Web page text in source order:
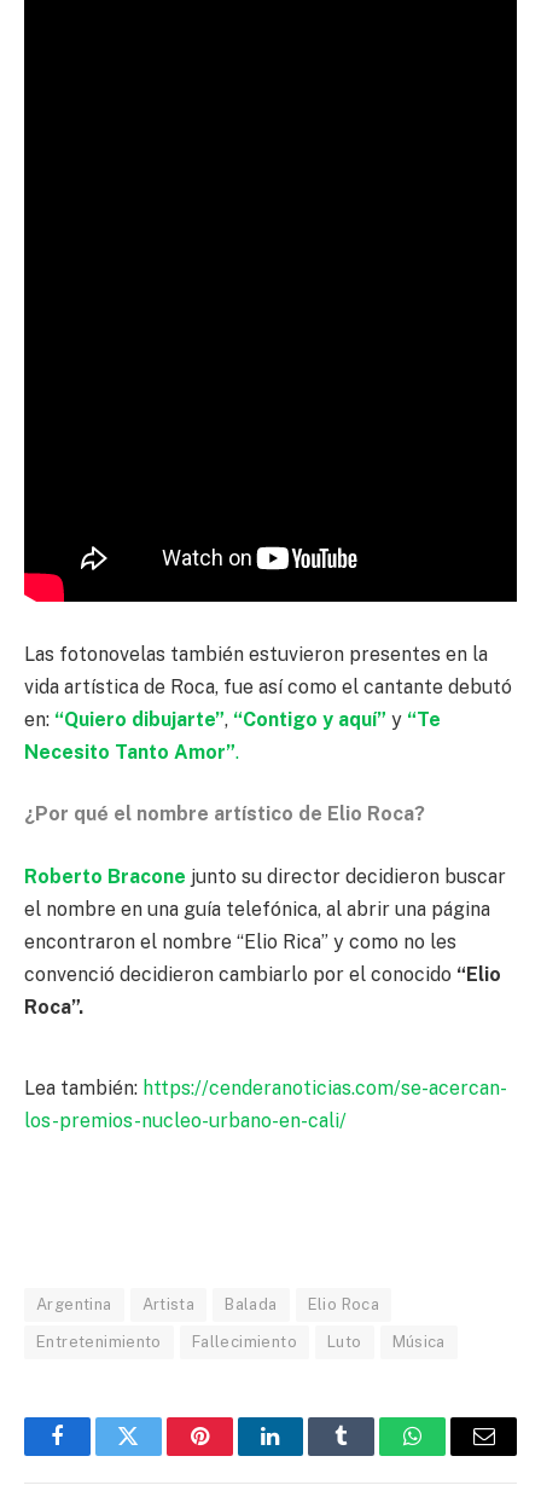
Las fotonovelas también estuvieron presentes en la
vida artística de Roca, fue así como el cantante debutó
en: “Quiero dibujarte”, “Contigo y aquí” y “Te
Necesito Tanto Amor”.
¿Por qué el nombre artístico de Elio Roca?
Roberto Bracone junto su director decidieron buscar
el nombre en una guía telefónica, al abrir una página
encontraron el nombre “Elio Rica” y como no les
convenció decidieron cambiarlo por el conocido “Elio
Roca”.
Lea también: https://cenderanoticias.com/se-acercan-
los-premios-nucleo-urbano-en-cali/
Argentina Artista Balada Elio Roca
Entretenimiento Fallecimiento Luto Música
FacebookTwitter PinterestLinkedInTumblr WhatsAppEmail